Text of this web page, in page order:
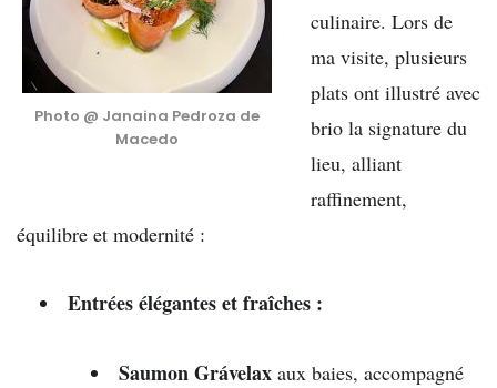
Photo @ Janaina Pedroza de
Macedo
culinaire. Lors de
ma visite, plusieurs
plats ont illustré avec
brio la signature du
lieu, alliant
raffinement,
équilibre et modernité :
Entrées élégantes et fraîches :
Saumon Grávelax aux baies, accompagné